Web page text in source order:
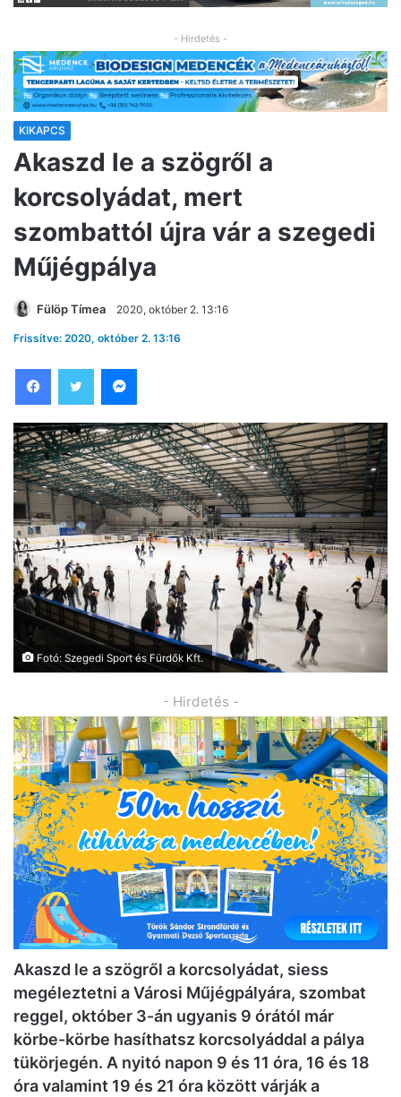
- Hirdetés -
KIKAPCS
Akaszd le a szögről a
korcsolyádat, mert
szombattól újra vár a szegedi
Műjégpálya
Fülöp Tímea 2020, október 2. 13:16
Frissítve: 2020, október 2. 13:16
Fotó: Szegedi Sport és Fürdők Kft.
- Hirdetés -
Akaszd le a szögről a korcsolyádat, siess
megéleztetni a Városi Műjégpályára, szombat
reggel, október 3-án ugyanis 9 órától már
körbe-körbe hasíthatsz korcsolyáddal a pálya
tükörjegén. A nyitó napon 9 és 11 óra, 16 és 18
óra valamint 19 és 21 óra között várják a